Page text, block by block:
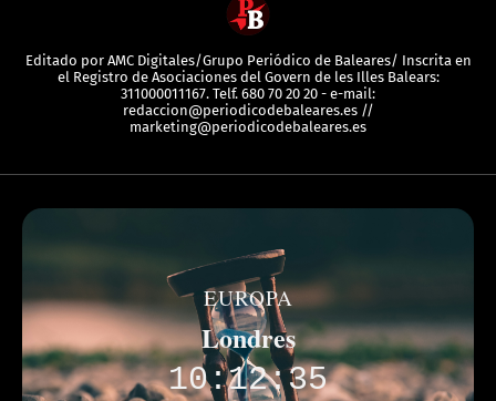
Editado por AMC Digitales/Grupo Periódico de Baleares/ Inscrita en
el Registro de Asociaciones del Govern de les Illes Balears:
311000011167. Telf. 680 70 20 20 - e-mail:
redaccion@periodicodebaleares.es //
marketing@periodicodebaleares.es
EUROPA
Londres
10:12:35